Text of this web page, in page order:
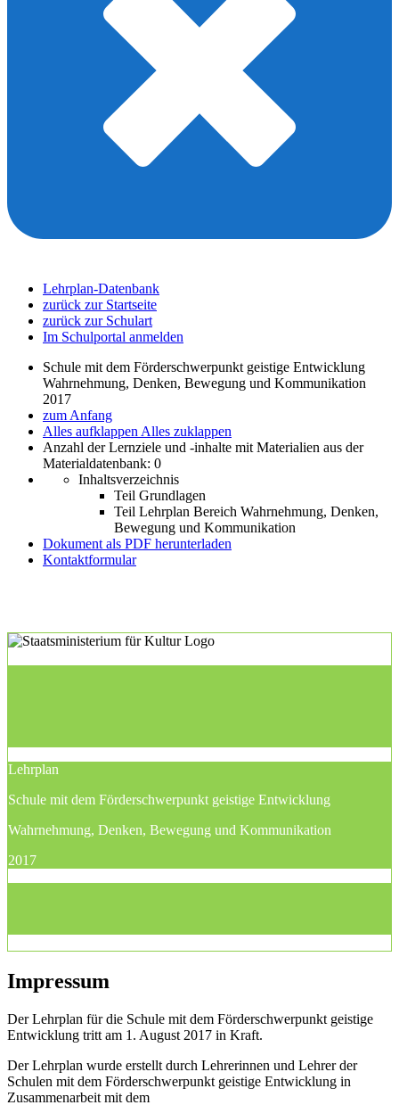
Lehrplan-Datenbank
zurück zur Startseite
zurück zur Schulart
Im Schulportal anmelden
Schule mit dem Förderschwerpunkt geistige Entwicklung
Wahrnehmung, Denken, Bewegung und Kommunikation
2017
zum Anfang
Alles aufklappen Alles zuklappen
Anzahl der Lernziele und -inhalte mit Materialien aus der
Materialdatenbank: 0
Inhaltsverzeichnis
Teil Grundlagen
Teil Lehrplan Bereich Wahrnehmung, Denken,
Bewegung und Kommunikation
Dokument als PDF herunterladen
Kontaktformular
Lehrplan
Schule mit dem Förderschwerpunkt geistige Entwicklung
Wahrnehmung, Denken, Bewegung und Kommunikation
2017
Impressum
Der Lehrplan für die Schule mit dem Förderschwerpunkt geistige
Entwicklung tritt am 1. August 2017 in Kraft.
Der Lehrplan wurde erstellt durch Lehrerinnen und Lehrer der
Schulen mit dem Förderschwerpunkt geistige Entwicklung in
Zusammenarbeit mit dem